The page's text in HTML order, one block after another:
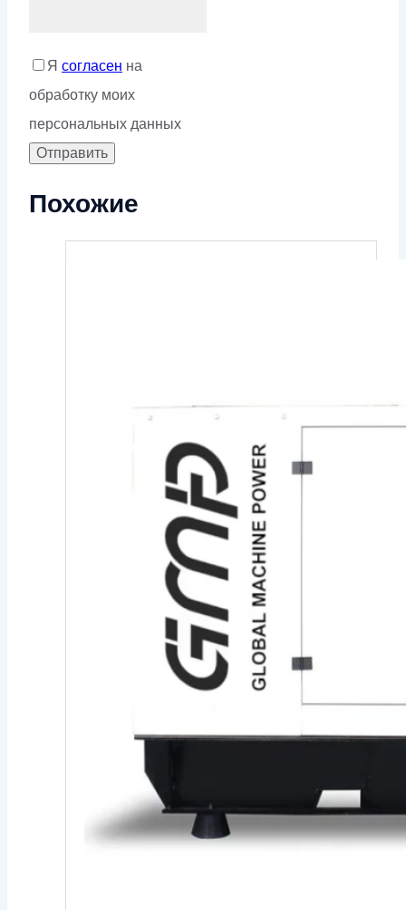
Я согласен на
обработку моих
персональных данных
Похожие